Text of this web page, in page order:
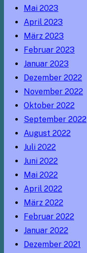
Mai 2023
April 2023
März 2023
Februar 2023
Januar 2023
Dezember 2022
November 2022
Oktober 2022
September 2022
August 2022
Juli 2022
Juni 2022
Mai 2022
April 2022
März 2022
Februar 2022
Januar 2022
Dezember 2021